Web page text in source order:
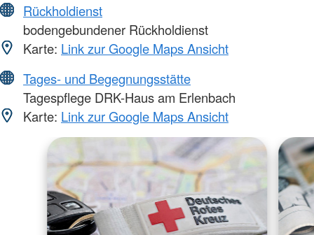
Rückholdienst
bodengebundener Rückholdienst
Karte: Link zur Google Maps Ansicht
Tages- und Begegnungsstätte
Tagespflege DRK-Haus am Erlenbach
Karte: Link zur Google Maps Ansicht